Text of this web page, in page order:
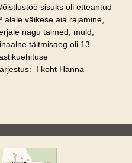
sisuks oli etteantud
alale väikese aia rajamine,
nagu taimed, muld,
täitmisaeg oli 13
I koht Hanna